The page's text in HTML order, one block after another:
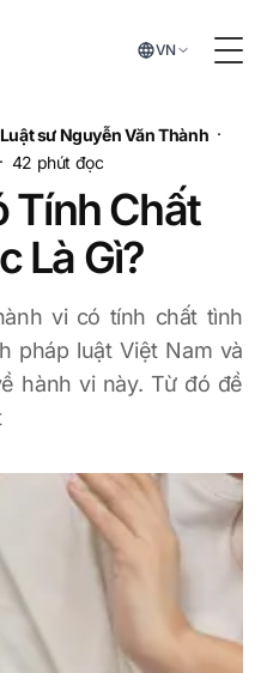
VN
Luật sư Nguyễn Văn Thành ·
· 42 phút đọc
Tính Chất
Là Gì?
vi có tính chất tình
pháp luật Việt Nam và
hành vi này. Từ đó đề